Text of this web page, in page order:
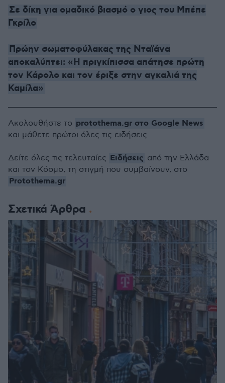
Σε δίκη για ομαδικό βιασμό ο γιος του Μπέπε
Γκρίλο
Πρώην σωματοφύλακας της Νταϊάνα
αποκαλύπτει: «Η πριγκίπισσα απάτησε πρώτη
τον Κάρολο και τον έριξε στην αγκαλιά της
Καμίλα»
Σχετικά Άρθρα
Ακολουθήστε το protothema.gr στο Google News
και μάθετε πρώτοι όλες τις ειδήσεις
Δείτε όλες τις τελευταίες Ειδήσεις από την Ελλάδα
και τον Κόσμο, τη στιγμή που συμβαίνουν, στο
Protothema.gr